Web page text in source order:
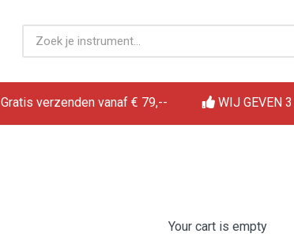
Gratis verzenden vanaf € 79,-- WIJ GEVEN
Your cart is empty